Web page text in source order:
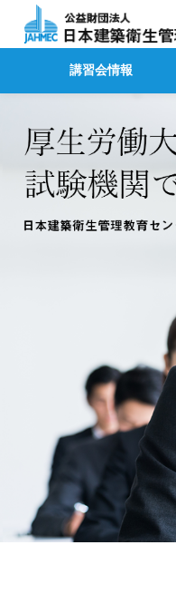
講習会情報